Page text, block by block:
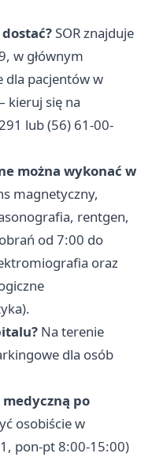
SOR znajduje
w głównym
dla pacjentów w
kieruj się na
lub (56) 61-00-
można wykonać w
magnetyczny,
rentgen,
od 7:00 do
oraz
Na terenie
dla osób
po
osobiście w
pon-pt 8:00-15:00)